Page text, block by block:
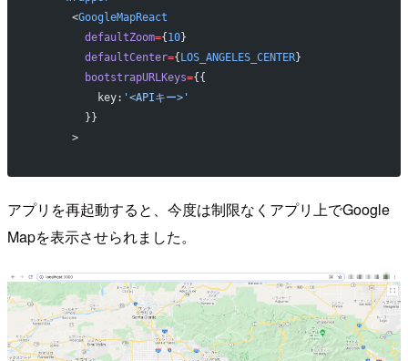
      <
GoogleMapReact
        defaultZoom
={ 10}
        defaultCenter
={ LOS_ANGELES_CENTER}
        bootstrapURLKeys
={{
          key:
'<APIキー>'
        }}
      >
アプリを再起動すると、今度は制限なくアプリ上でGoogle
Mapを表示させられました。